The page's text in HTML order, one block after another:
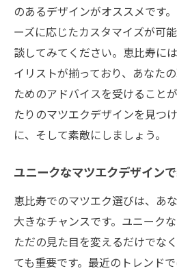
のあるデザインがオススメです
ーズに応じたカスタマイズが可
談してみてください。恵比寿に
イリストが揃っており、あなた
ためのアドバイスを受けること
たりのマツエクデザインを見つ
に、そして素敵にしましょう。
ユニークなマツエクデザイン
恵比寿でのマツエク選びは、あ
大きなチャンスです。ユニーク
ただの見た目を変えるだけでな
ても重要です。最近のトレンド